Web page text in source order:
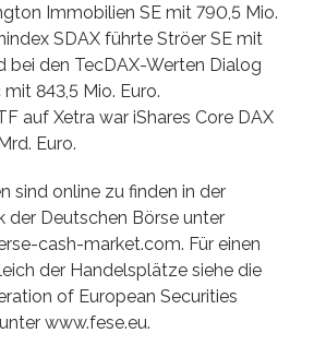
Immobilien SE mit 790,5 Mio.
SDAX führte Ströer SE mit
bei den TecDAX-Werten Dialog
843,5 Mio. Euro.
auf Xetra war iShares Core DAX
Euro.
sind online zu finden in der
der Deutschen Börse unter
cash-market.com. Für einen
der Handelsplätze siehe die
of European Securities
www.fese.eu.